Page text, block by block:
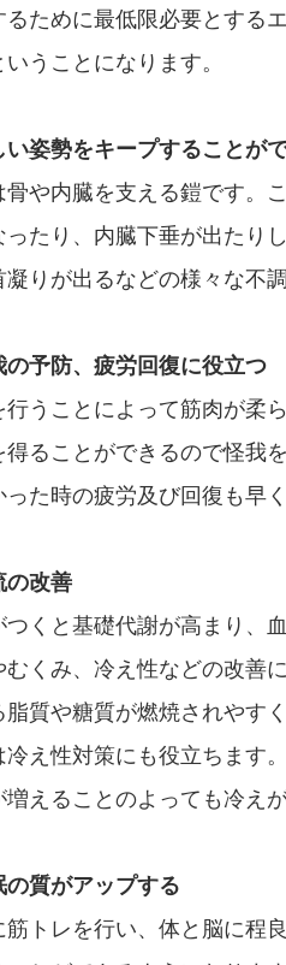
るために最低限必要とする
いうことになります。
姿勢をキープすることが
骨や内臓を支える鎧です。
ったり、内臓下垂が出たり
凝りが出るなどの様々な不
予防、疲労回復に役立つ
行うことによって筋肉が柔
得ることができるので怪我
った時の疲労及び回復も早く
改善
つくと基礎代謝が高まり、
むくみ、冷え性などの改善
脂質や糖質が燃焼されやす
冷え性対策にも役立ちます
増えることのよっても冷え
質がアップする
筋トレを行い、体と脳に程